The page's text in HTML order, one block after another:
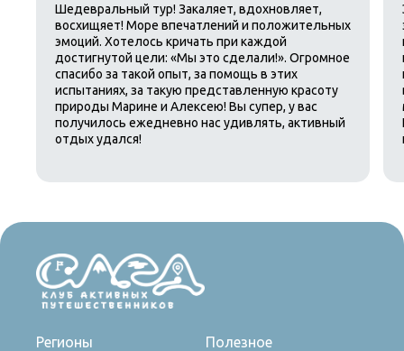
Шедевральный тур! Закаляет, вдохновляет,
восхищяет! Море впечатлений и положительных
эмоций. Хотелось кричать при каждой
достигнутой цели: «Мы это сделали!». Огромное
спасибо за такой опыт, за помощь в этих
испытаниях, за такую представленную красоту
природы Марине и Алексею! Вы супер, у вас
получилось ежедневно нас удивлять, активный
отдых удался!
Регионы Полезное